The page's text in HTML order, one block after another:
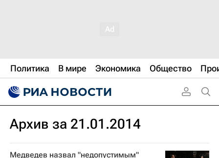
Политика В мире Экономика Общество
Архив за 21.01.2014
Медведев назвал "недопустимым"